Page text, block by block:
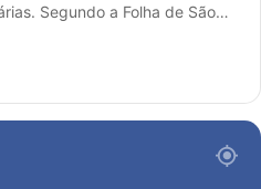
Segundo a Folha de São…